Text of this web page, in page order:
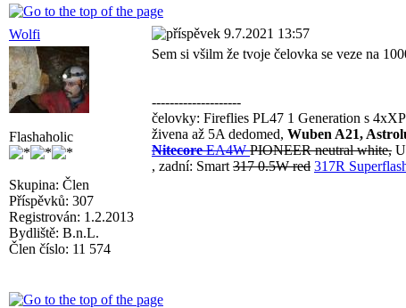
Wolfi 9.7.2021 13:57
Flashaholic
Skupina: Člen
Příspěvků: 307
Registrován: 1.2.2013
Bydliště: B.n.L.
Člen číslo: 11 574
Sem si všilm že tvoje čelovka se veze na
--------------------
čelovky: Fireflies PL47 1 Generation s
živena až 5A dedomed, Wuben A21,
NitecoreEA4WPIONEER neutral white,
, zadní: Smart 317 0.5W red 317R